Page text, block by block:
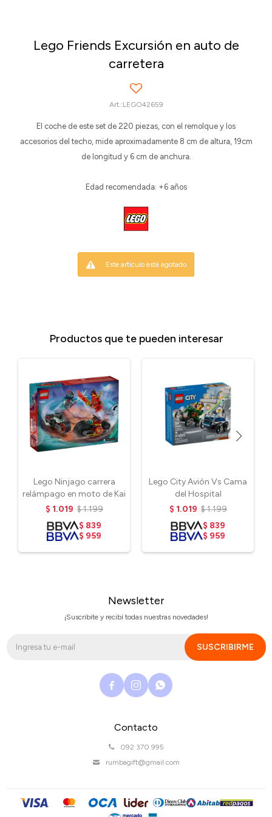
Lego Friends Excursión en auto de
carretera
LEGO42659
El coche de este set de 220 piezas, con el remolque y los
accesorios del techo, mide aproximadamente 8 cm de altura, 19cm
de longitud y 6 cm de anchura.
Edad recomendada: +6 años
Este artículo está agotado.
Productos que te pueden interesar
Lego Ninjago carrera
relámpago en moto de Kai
$ 1.019 $1.199
$ 839
$ 959
Lego City Avión Vs Cama
del Hospital
$ 1.019 $1.199
$ 839
$ 959
Contacto
092 370 995
rumbagift@gmail.com
Newsletter
¡Suscribite y recibí todas nuestras novedades!
SUSCRIBIRME
  